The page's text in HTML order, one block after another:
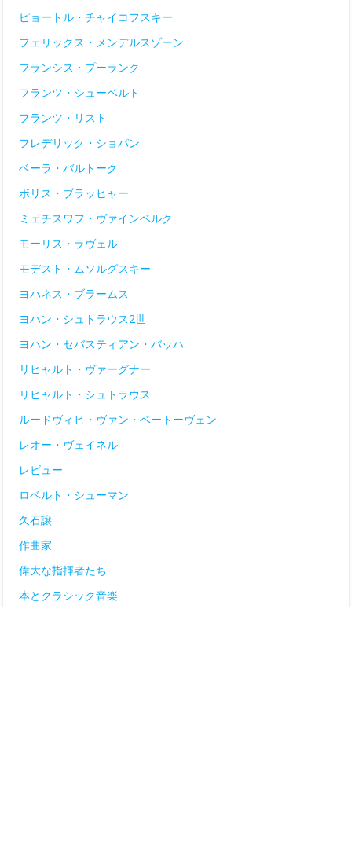
ピョートル・チャイコフスキー
フェリックス・メンデルスゾーン
フランシス・プーランク
フランツ・シューベルト
フランツ・リスト
フレデリック・ショパン
ベーラ・バルトーク
ボリス・ブラッヒャー
ミェチスワフ・ヴァインベルク
モーリス・ラヴェル
モデスト・ムソルグスキー
ヨハネス・ブラームス
ヨハン・シュトラウス2世
ヨハン・セバスティアン・バッハ
リヒャルト・ヴァーグナー
リヒャルト・シュトラウス
ルードヴィヒ・ヴァン・ベートーヴェン
レオー・ヴェイネル
レビュー
ロベルト・シューマン
久石譲
作曲家
偉大な指揮者たち
本とクラシック音楽